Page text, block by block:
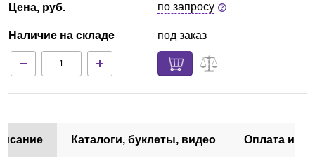
Контакты
Цена, руб.
Наличие на складе
по запросу
под заказ
Каталоги, буклеты, видео Оплата и